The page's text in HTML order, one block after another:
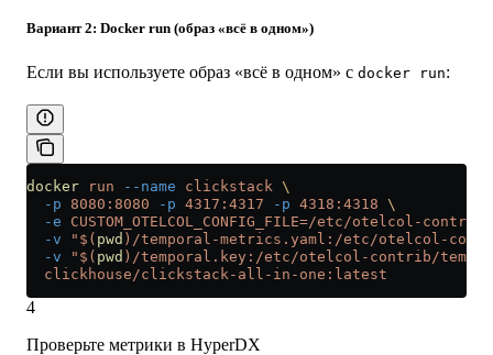
Вариант 2: Docker run (образ «всё в одном»)
Если вы используете образ «всё в одном» с docker run:
docker run --name clickstack \
  -p
8080:8080 -p 4317:4317 -p 4318:4318 \
  -e
CUSTOM_OTELCOL_CONFIG_FILE=/etc/otelcol-
  -v
"$( pwd )/temporal-metrics.yaml:/etc/otelcol-
  -v
"$( pwd )/temporal.key:/etc/otelcol-contrib/
  clickhouse/clickstack-all-in-one:latest
4
Проверьте метрики в HyperDX